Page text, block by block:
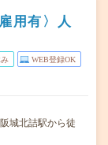
用有〉人
WEB登録OK
城北詰駅から徒